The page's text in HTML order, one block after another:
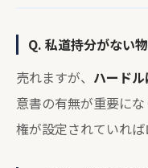
Q. 私道持分がない
売れますが、 ハードル
意書の有無が重要に
権が設定されていれば